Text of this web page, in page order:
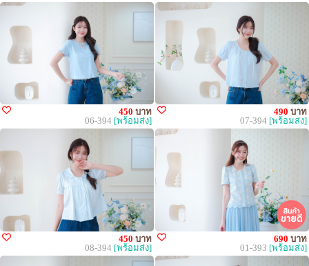
450 บาท
06-394 [พร้อมส่ง]
490 บาท
07-394 [พร้อมส่ง]
450 บาท
08-394 [พร้อมส่ง]
690 บาท
01-393 [พร้อมส่ง]